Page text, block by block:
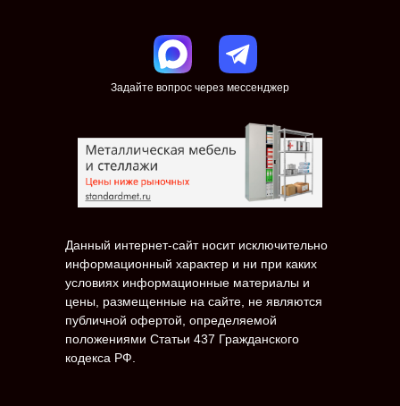
Задайте вопрос через мессенджер
Данный интернет-сайт носит исключительно
информационный характер и ни при каких
условиях информационные материалы и
цены, размещенные на сайте, не являются
публичной офертой, определяемой
положениями Статьи 437 Гражданского
кодекса РФ.